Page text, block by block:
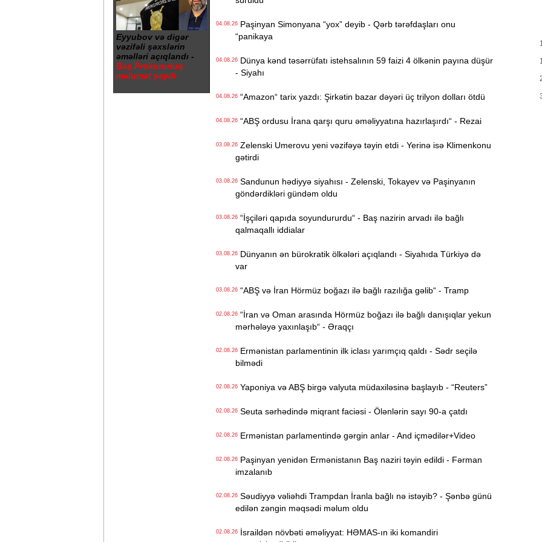
Eyyubov və digər
vəzifəli şəxslərin
əməlləri açıqlandı -
Baş Prokurorluq
məlumat yaydı
04.08.26Paşinyan Simonyana “yox” deyib - Qərb tərəfdaşları onu
“panikaya
04.08.26Dünya kənd təsərrüfatı istehsalının 59 faizi 4 ölkənin payına düşür
- Siyahı
04.08.26“Amazon“ tarix yazdı: Şirkətin bazar dəyəri üç trilyon dolları ötdü
04.08.26“ABŞ ordusu İrana qarşı quru əməliyyatına hazırlaşırdı“ - Rezai
03.08.26Zelenski Umerovu yeni vəzifəyə təyin etdi - Yerinə isə Klimenkonu
gətirdi
03.08.26Sandunun hədiyyə siyahısı - Zelenski, Tokayev və Paşinyanın
göndərdikləri gündəm oldu
03.08.26“İşçiləri qapıda soyundururdu“ - Baş nazirin arvadı ilə bağlı
qalmaqallı iddialar
03.08.26Dünyanın ən bürokratik ölkələri açıqlandı - Siyahıda Türkiyə də
var
03.08.26“ABŞ və İran Hörmüz boğazı ilə bağlı razılığa gəlib“ - Tramp
02.08.26“İran və Oman arasında Hörmüz boğazı ilə bağlı danışıqlar yekun
mərhələyə yaxınlaşıb“ - Əraqçı
02.08.26Ermənistan parlamentinin ilk iclası yarımçıq qaldı - Sədr seçilə
bilmədi
02.08.26Yaponiya və ABŞ birgə valyuta müdaxiləsinə başlayıb - “Reuters”
02.08.26Seuta sərhədində miqrant faciəsi - Ölənlərin sayı 90-a çatdı
02.08.26Ermənistan parlamentində gərgin anlar - And içmədilər+Video
02.08.26Paşinyan yenidən Ermənistanın Baş naziri təyin edildi - Fərman
imzalanıb
02.08.26Səudiyyə vəliəhdi Trampdan İranla bağlı nə istəyib? - Şənbə günü
edilən zəngin məqsədi məlum oldu
02.08.26İsraildən növbəti əməliyyat: HƏMAS-ın iki komandiri